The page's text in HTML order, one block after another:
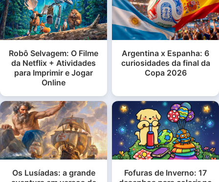
Robô Selvagem: O Filme
da Netflix + Atividades
para Imprimir e Jogar
Online
Argentina x Espanha: 6
curiosidades da final da
Copa 2026
Os Lusíadas: a grande
Fofuras de Inverno: 17